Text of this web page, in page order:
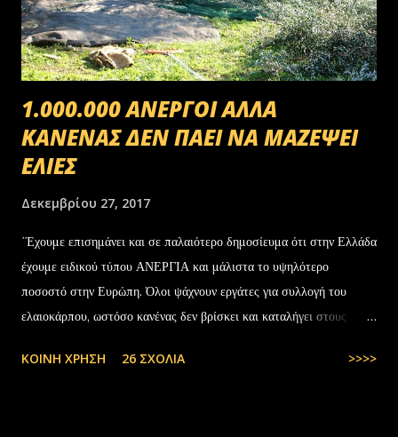
1.000.000 ΑΝΕΡΓΟΙ ΑΛΛΑ
ΚΑΝΕΝΑΣ ΔΕΝ ΠΑΕΙ ΝΑ ΜΑΖΕΨΕΙ
ΕΛΙΕΣ
Δεκεμβρίου 27, 2017
΄Έχουμε επισημάνει και σε παλαιότερο δημοσίευμα ότι στην Ελλάδα
έχουμε ειδικού τύπου ΑΝΕΡΓΙΑ και μάλιστα το υψηλότερο
ποσοστό στην Ευρώπη. Όλοι ψάχνουν εργάτες για συλλογή του
ελαιοκάρπου, ωστόσο κανένας δεν βρίσκει και καταλήγει στους
στην Ελλάδα, πάλι δεν μας φτάνουν. Στην Ελλάδα του 1.000.000
ΚΟΙΝΉ ΧΡΉΣΗ 26 ΣΧΌΛΙΑ >>>>